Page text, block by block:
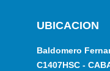
UBICACION
Baldomero
C1407HSC -